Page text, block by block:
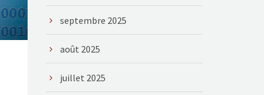
septembre 2025
août 2025
juillet 2025